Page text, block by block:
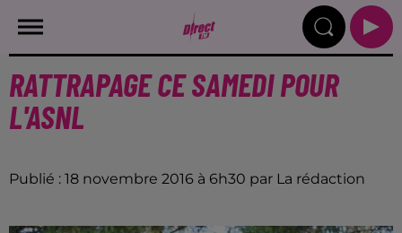
RATTRAPAGE CE SAMEDI POUR
L'ASNL
Publié : 18 novembre 2016 à 6h30 par La rédaction